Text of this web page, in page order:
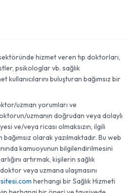
hizmet veren tıp doktorları,
psikologlar vb. sağlık
buluşturan bağımsız bir
uzman yorumları ve
uzmanın doğrudan veya dolaylı
ve/veya ricası olmaksızın, ilgili
olarak yazılmaktadır. Bu web
kamuoyunun bilgilendirilmesini
artırmak, kişilerin sağlık
veya uzmana ulaşmasını
herhangi bir Sağlık Hizmeti